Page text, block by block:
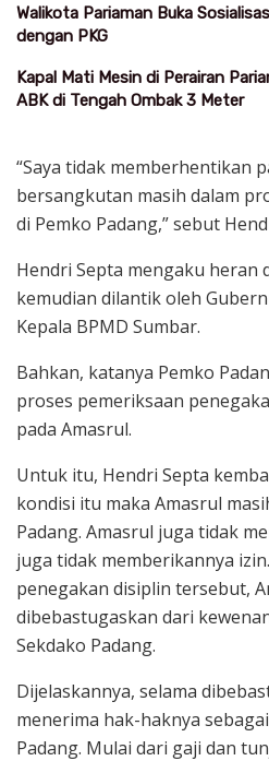
Walikota Pariaman Buka
dengan PKG
Kapal Mati Mesin di Perairan
ABK di Tengah Ombak 3 Meter
“Saya tidak memberhentikan
bersangkutan masih dalam
di Pemko Padang,” sebut
Hendri Septa mengaku heran
kemudian dilantik oleh
Kepala BPMD Sumbar.
Bahkan, katanya Pemko
proses pemeriksaan
pada Amasrul.
Untuk itu, Hendri Septa
kondisi itu maka Amasrul
Padang. Amasrul juga tidak
juga tidak memberikannya
penegakan disiplin tersebut,
dibebastugaskan dari
Sekdako Padang.
Dijelaskannya, selama
menerima hak-haknya
Padang. Mulai dari gaji dan